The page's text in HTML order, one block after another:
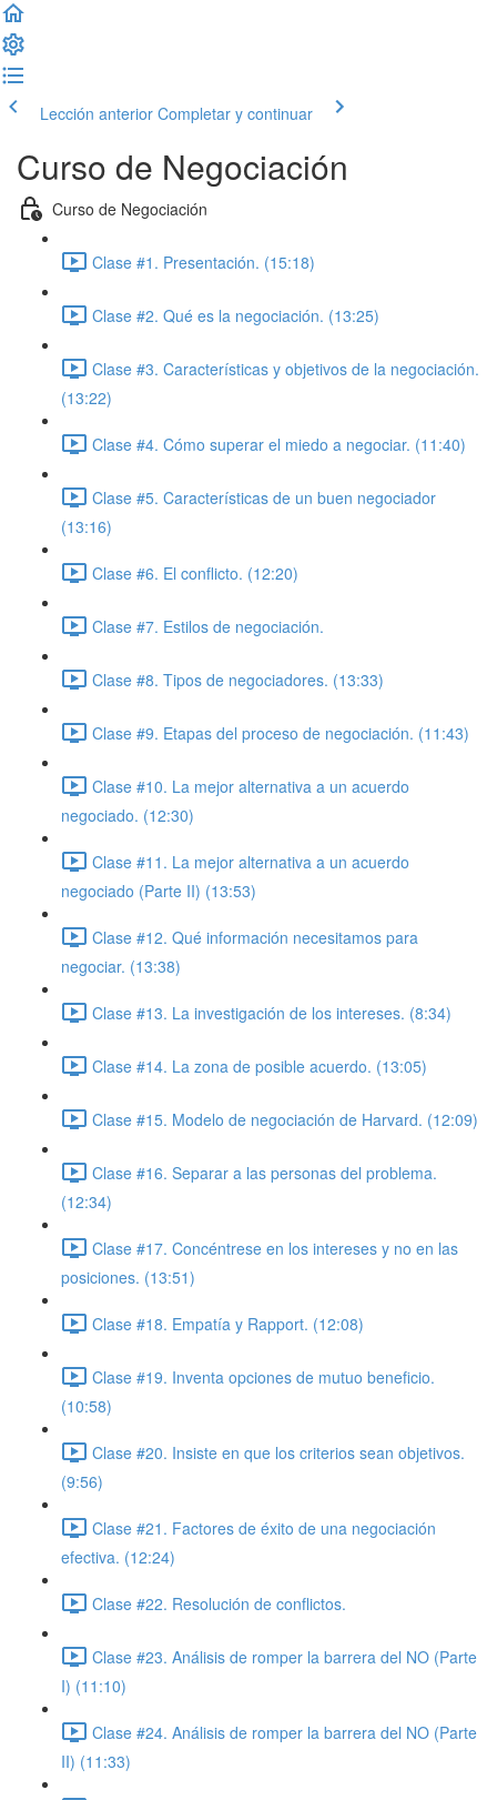
Lección anterior Completar y continuar
Curso de Negociación
Curso de Negociación
Clase #1. Presentación. (15:18)
Clase #2. Qué es la negociación. (13:25)
Clase #3. Características y objetivos de la negociación.
(13:22)
Clase #4. Cómo superar el miedo a negociar. (11:40)
Clase #5. Características de un buen negociador
(13:16)
Clase #6. El conflicto. (12:20)
Clase #7. Estilos de negociación.
Clase #8. Tipos de negociadores. (13:33)
Clase #9. Etapas del proceso de negociación. (11:43)
Clase #10. La mejor alternativa a un acuerdo
negociado. (12:30)
Clase #11. La mejor alternativa a un acuerdo
negociado (Parte II) (13:53)
Clase #12. Qué información necesitamos para
negociar. (13:38)
Clase #13. La investigación de los intereses. (8:34)
Clase #14. La zona de posible acuerdo. (13:05)
Clase #15. Modelo de negociación de Harvard. (12:09)
Clase #16. Separar a las personas del problema.
(12:34)
Clase #17. Concéntrese en los intereses y no en las
posiciones. (13:51)
Clase #18. Empatía y Rapport. (12:08)
Clase #19. Inventa opciones de mutuo beneficio.
(10:58)
Clase #20. Insiste en que los criterios sean objetivos.
(9:56)
Clase #21. Factores de éxito de una negociación
efectiva. (12:24)
Clase #22. Resolución de conflictos.
Clase #23. Análisis de romper la barrera del NO (Parte
I) (11:10)
Clase #24. Análisis de romper la barrera del NO (Parte
II) (11:33)